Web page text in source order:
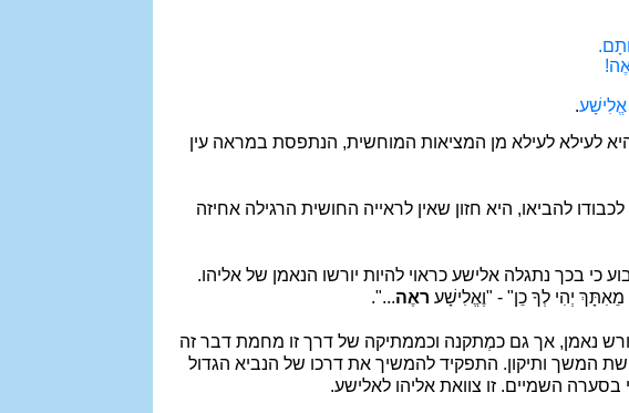
.
לעילא לעילא מן המציאות המוחשית, הנתפסת במראה עין
להביאו, היא חזון שאין לראייה החושית הרגילה אחיזה
בכך נתגלה אלישע כראוי להיות יורשו הנאמן של אליהו.
יְהִי לְךָ כֵן" - "וֶאֱלִישָׁע ראֶה...".
נאמן, אך גם כמְתקנה וכממתיקה של דרך זו מחמת דבר זה
המשך ותיקון. התפקיד להמשיך את דרכו של הנביא הגדול
השמיים. זו צוואת אליהו לאלישע.